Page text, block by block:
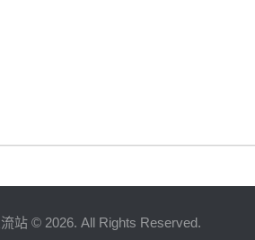
站 © 2026. All Rights Reserved.